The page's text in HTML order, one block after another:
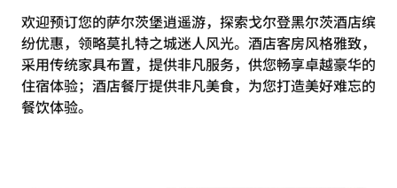
欢迎预订您的萨尔茨堡逍遥游，探索戈尔登黑尔茨酒店缤
纷优惠，领略莫扎特之城迷人风光。酒店客房风格雅致，
采用传统家具布置，提供非凡服务，供您畅享卓越豪华的
住宿体验；酒店餐厅提供非凡美食，为您打造美好难忘的
餐饮体验。